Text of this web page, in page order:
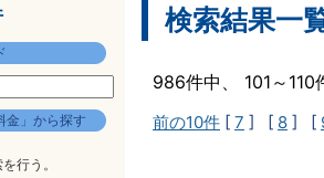
金」から探す
行う。
検索結果一
986件中、 101～
前の10件 [ 7 ] [ 8 ] [